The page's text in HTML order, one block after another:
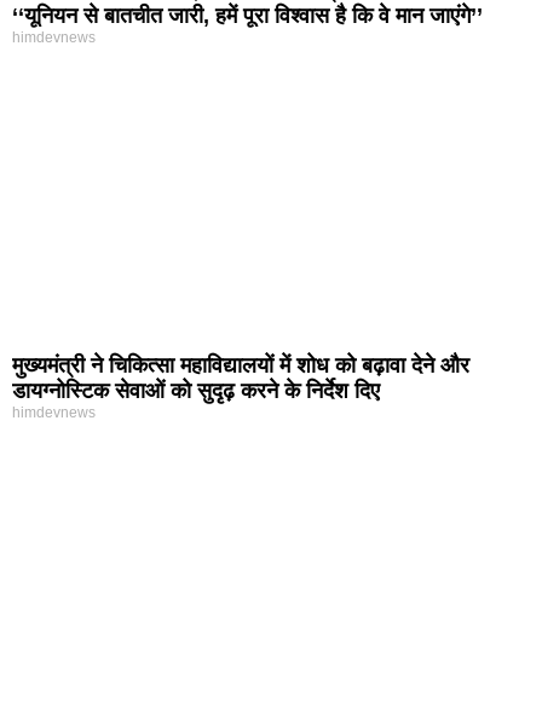
‘‘यूनियन से बातचीत जारी, हमें पूरा विश्वास है कि वे मान जाएंगे’’
himdevnews
मुख्यमंत्री ने चिकित्सा महाविद्यालयों में शोध को बढ़ावा देने और
डायग्नोस्टिक सेवाओं को सुदृढ़ करने के निर्देश दिए
himdevnews